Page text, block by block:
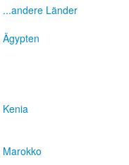
...andere Länder
Ägypten
Kenia
Marokko